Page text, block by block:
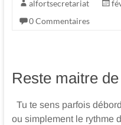
alfortsecretariat
0 Commentaires
Reste maitre
Tu te sens parfois
ou simplement le rythme